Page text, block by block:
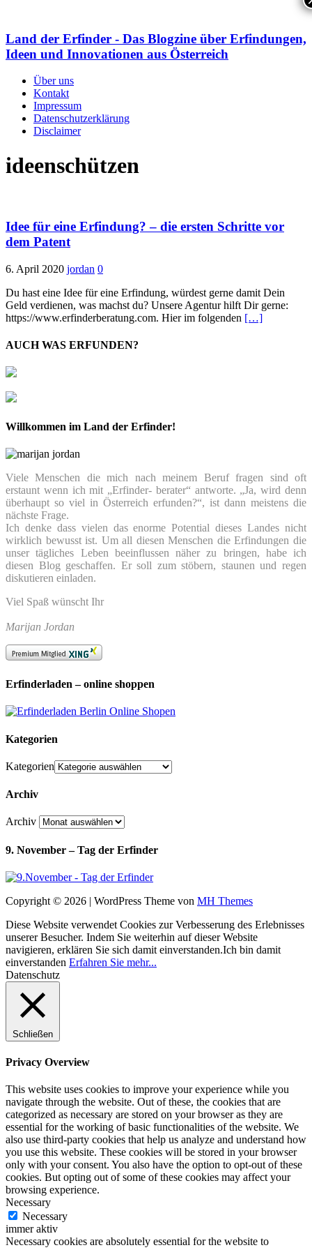
Land der Erfinder - Das Blogzine über Erfindungen,
Ideen und Innovationen aus Österreich
Über uns
Kontakt
Impressum
Datenschutzerklärung
Disclaimer
ideenschützen
Idee für eine Erfindung? – die ersten Schritte vor
dem Patent
6. April 2020 jordan 0
Du hast eine Idee für eine Erfindung, würdest gerne damit Dein
Geld verdienen, was machst du? Unsere Agentur hilft Dir gerne:
https://www.erfinderberatung.com. Hier im folgenden […]
AUCH WAS ERFUNDEN?
Willkommen im Land der Erfinder!
Viele Menschen die mich nach meinem Beruf fragen sind oft
erstaunt wenn ich mit „Erfinder- berater“ antworte. „Ja, wird denn
überhaupt so viel in Österreich erfunden?“, ist dann meistens die
nächste Frage.
Ich denke dass vielen das enorme Potential dieses Landes nicht
wirklich bewusst ist. Um all diesen Menschen die Erfindungen die
unser tägliches Leben beeinflussen näher zu bringen, habe ich
diesen Blog geschaffen. Er soll zum stöbern, staunen und regen
diskutieren einladen.
Viel Spaß wünscht Ihr
Marijan Jordan
Erfinderladen – online shoppen
Kategorien
Kategorien
Archiv
Archiv
9. November – Tag der Erfinder
Copyright © 2026 | WordPress Theme von MH Themes
Diese Website verwendet Cookies zur Verbesserung des Erlebnisses
unserer Besucher. Indem Sie weiterhin auf dieser Website
navigieren, erklären Sie sich damit einverstanden.Ich bin damit
einverstanden Erfahren Sie mehr...
Datenschutz
Schließen
Privacy Overview
This website uses cookies to improve your experience while you
navigate through the website. Out of these, the cookies that are
categorized as necessary are stored on your browser as they are
essential for the working of basic functionalities of the website. We
also use third-party cookies that help us analyze and understand how
you use this website. These cookies will be stored in your browser
only with your consent. You also have the option to opt-out of these
cookies. But opting out of some of these cookies may affect your
browsing experience.
Necessary
Necessary
immer aktiv
Necessary cookies are absolutely essential for the website to